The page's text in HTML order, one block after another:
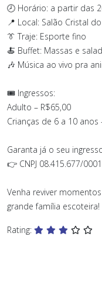
🕗 Horário: a partir das
📍 Local: Salão Cristal
👔 Traje: Esporte fino
🍝 Buffet: Massas e
🎶 Música ao vivo pra
🎟️ Ingressos:
Adulto – R$65,00
Crianças de 6 a 10 anos
Garanta já o seu
👉 CNPJ 08.415.677/
Venha reviver
grande família
Rating: